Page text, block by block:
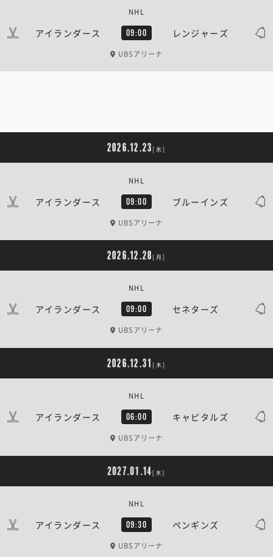
アイランダース 09:00 レンジャーズ
NHL
UBSアリーナ
2026.12.23 [水]
アイランダース 09:00 ブルーインズ
NHL
UBSアリーナ
2026.12.28 [月]
アイランダース 09:00 セネターズ
NHL
UBSアリーナ
2026.12.31 [木]
アイランダース 06:00 キャピタルズ
NHL
UBSアリーナ
2027.01.14[木]
アイランダース 09:30 ペンギンズ
NHL
UBSアリーナ